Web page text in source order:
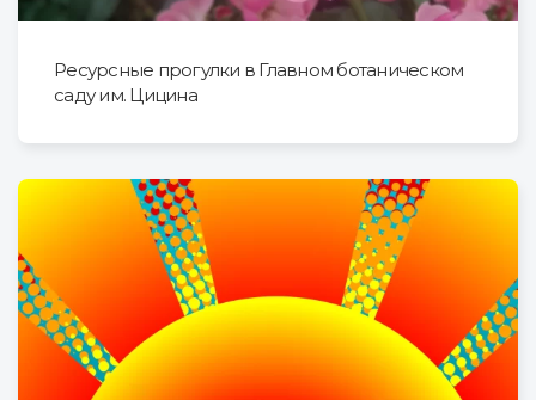
Ресурсные прогулки в Главном ботаническом
саду им. Цицина